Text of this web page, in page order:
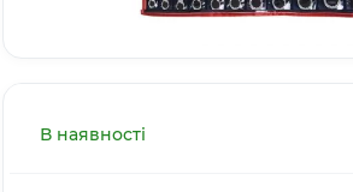
В наявності